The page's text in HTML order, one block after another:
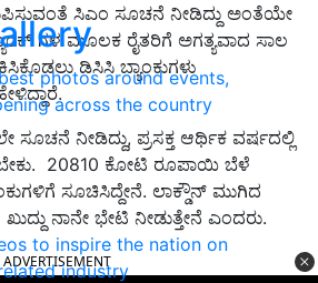
photos around events,
across the country
to inspire the nation on
industry
ಸಿಎಂ ಸೂಚನೆ ನೀಡಿದ್ದು ಅಂತೆಯೇ
ಗಳ ಮೂಲಕ ರೈತರಿಗೆ ಅಗತ್ಯವಾದ ಸಾಲ
ಡಿಸಿಸಿ ಬ್ಯಾಂಕುಗಳು
ಸೂಚನೆ ನೀಡಿದ್ದು, ಪ್ರಸಕ್ತ ಆರ್ಥಿಕ ವರ್ಷದಲ್ಲಿ
20810 ಕೋಟಿ ರೂಪಾಯಿ ಬೆಳೆ
ಸೂಚಿಸಿದ್ದೇನೆ. ಲಾಕ್ಡೌನ್ ಮುಗಿದ
ನಾನೇ ಭೇಟಿ ನೀಡುತ್ತೇನೆ ಎಂದರು.
ADVERTISEMENT